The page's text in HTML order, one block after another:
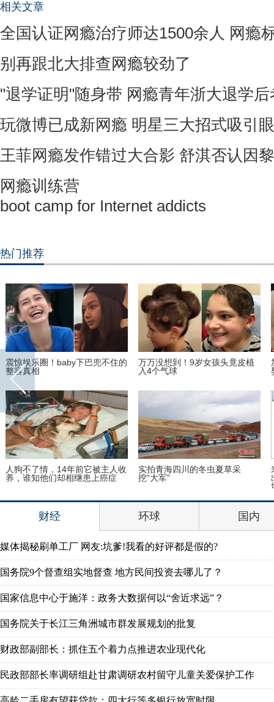
相关文章
全国认证网瘾治疗师达1500余人 网瘾
别再跟北大排查网瘾较劲了
"退学证明"随身带 网瘾青年浙大退学
玩微博已成新网瘾 明星三大招式吸引
王菲网瘾发作错过大合影 舒淇否认因
网瘾训练营
boot camp for Internet addicts
热门推荐
没想到！9岁女孩头竟皮植
个气球
加拿大女艺术家巧手制作“拇指
婴儿”
青海四川的冬虫夏草采
军”
米兰连续3年无缘欧战，球迷选
出本季最差5人，谁是第一垃
《
什
37
的
财经 环球 国内
媒体揭秘刷单工厂 网友:坑爹!我看的好评都是假的?
国务院9个督查组实地督查 地方民间投资去哪儿了？
国家信息中心于施洋：政务大数据何以“舍近求远”？
国务院关于长江三角洲城市群发展规划的批复
财政部副部长：抓住五个着力点推进农业现代化
民政部部长率调研组赴甘肃调研农村留守儿童关爱保护工作